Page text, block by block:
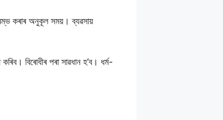
কৰাৰ অনুকূল সময়। ব্যৱসায়
বিৰোধীৰ পৰা সাৱধান হ’ব। ধৰ্ম-